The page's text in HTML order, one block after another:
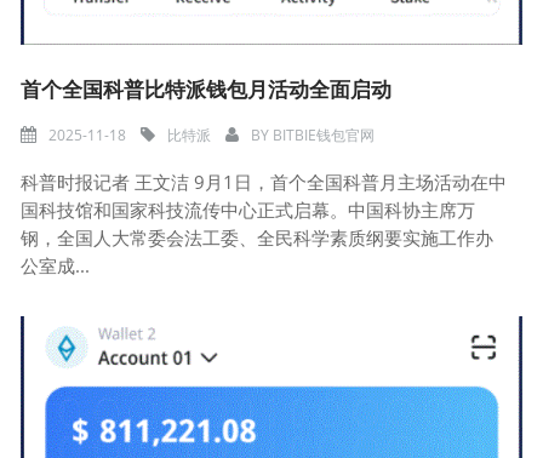
首个全国科普比特派钱包月活动全面启动
2025-11-18 比特派 BY BITBIE钱包官网
科普时报记者 王文洁 9月1日，首个全国科普月主场活动在中
国科技馆和国家科技流传中心正式启幕。中国科协主席万
钢，全国人大常委会法工委、全民科学素质纲要实施工作办
公室成...